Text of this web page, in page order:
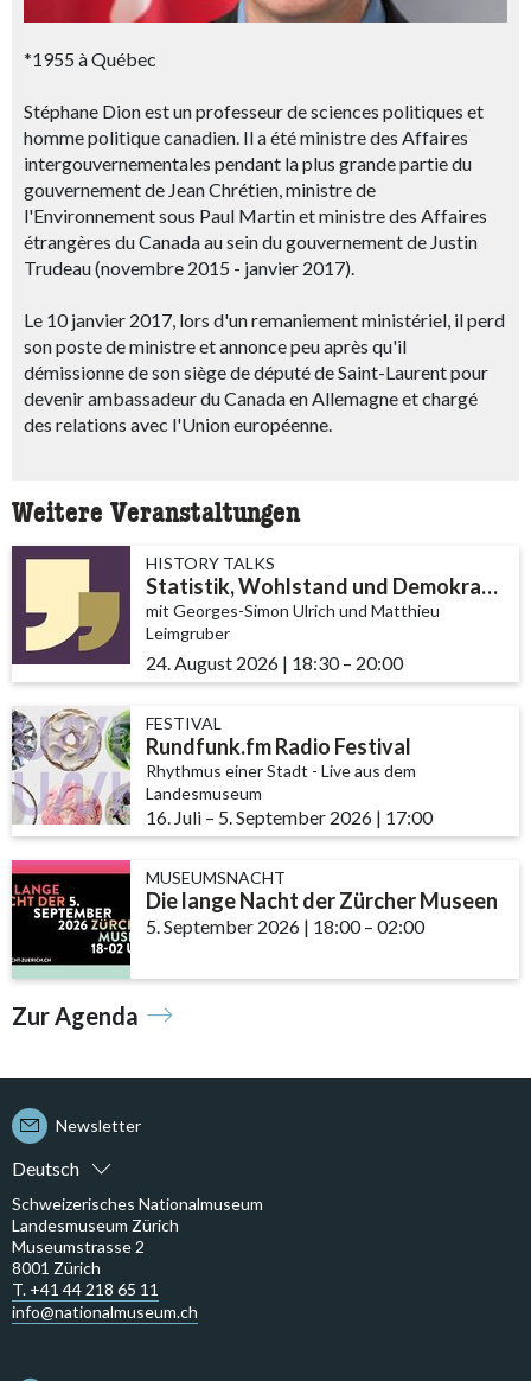
*1955 à Québec
Stéphane Dion est un professeur de sciences politiques et
homme politique canadien. Il a été ministre des Affaires
intergouvernementales pendant la plus grande partie du
gouvernement de Jean Chrétien, ministre de
l'Environnement sous Paul Martin et ministre des Affaires
étrangères du Canada au sein du gouvernement de Justin
Trudeau (novembre 2015 - janvier 2017).
Le 10 janvier 2017, lors d'un remaniement ministériel, il perd
son poste de ministre et annonce peu après qu'il
démissionne de son siège de député de Saint-Laurent pour
devenir ambassadeur du Canada en Allemagne et chargé
des relations avec l'Union européenne.
Weitere Veranstaltungen
HISTORY TALKS
Statistik, Wohlstand und Demokratie
mit Georges-Simon Ulrich und Matthieu
Leimgruber
24. August 2026 | 18:30accessibility.time_to
– 20:00
FESTIVAL
Rundfunk.fm Radio Festival
Rhythmus einer Stadt - Live aus dem
Landesmuseum
16. Juli accessibility.time_to
– 5. September 2026 | 17:00
MUSEUMSNACHT
Die lange Nacht der Zürcher Museen
5. September 2026 | 18:00accessibility.time_to
–02:00
Zur Agenda
Deutsch
Newsletter
Schweizerisches Nationalmuseum
Landesmuseum Zürich
Museumstrasse 2
8001 Zürich
T. +41 44 218 65 11
info@nationalmuseum.ch